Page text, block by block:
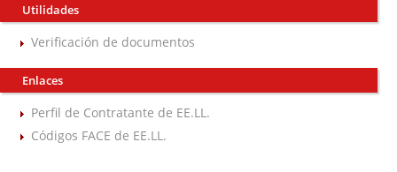
Utilidades
Verificación de documentos
Enlaces
Perfil de Contratante de EE.LL.
Códigos FACE de EE.LL.